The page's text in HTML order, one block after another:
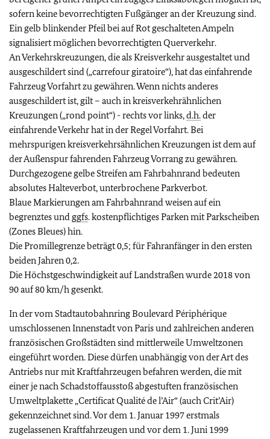
sofern keine bevorrechtigten Fußgänger an der Kreuzung sind.
Ein gelb blinkender Pfeil bei auf Rot geschalteten Ampeln
signalisiert möglichen bevorrechtigten Querverkehr.
An Verkehrskreuzungen, die als Kreisverkehr ausgestaltet und
ausgeschildert sind („carrefour giratoire“), hat das einfahrende
Fahrzeug Vorfahrt zu gewähren. Wenn nichts anderes
ausgeschildert ist, gilt – auch in kreisverkehrähnlichen
Kreuzungen („rond point“) - rechts vor links,d.h.der
einfahrende Verkehr hat in der Regel Vorfahrt. Bei
mehrspurigen kreisverkehrsähnlichen Kreuzungen ist dem auf
der Außenspur fahrenden Fahrzeug Vorrang zu gewähren.
Durchgezogene gelbe Streifen am Fahrbahnrand bedeuten
absolutes Halteverbot, unterbrochene Parkverbot.
Blaue Markierungen am Fahrbahnrand weisen auf ein
begrenztes und ggfs. kostenpflichtiges Parken mit Parkscheiben
(Zones Bleues) hin.
Die Promillegrenze beträgt 0,5; für Fahranfänger in den ersten
beiden Jahren 0,2.
Die Höchstgeschwindigkeit auf Landstraßen wurde 2018 von
90 auf 80 km/h gesenkt.
In der vom Stadtautobahnring Boulevard Périphérique
umschlossenen Innenstadt von Paris und zahlreichen anderen
französischen Großstädten sind mittlerweile Umweltzonen
eingeführt worden. Diese dürfen unabhängig von der Art des
Antriebs nur mit Kraftfahrzeugen befahren werden, die mit
einer je nach Schadstoffausstoß abgestuften französischen
Umweltplakette „Certificat Qualité de l’Air“ (auch Crit’Air)
gekennzeichnet sind. Vor dem 1. Januar 1997 erstmals
zugelassenen Kraftfahrzeugen und vor dem 1. Juni 1999